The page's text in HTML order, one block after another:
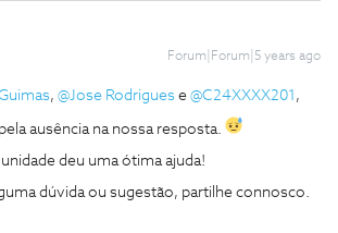
Forum|Forum|5 years ago
, @Jose Rodrigues e @C24XXXX201 ,
ausência na nossa resposta.
deu uma ótima ajuda!
dúvida ou sugestão, partilhe connosco.